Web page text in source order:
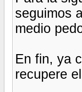
seguimos
medio
En fin, ya
recupere